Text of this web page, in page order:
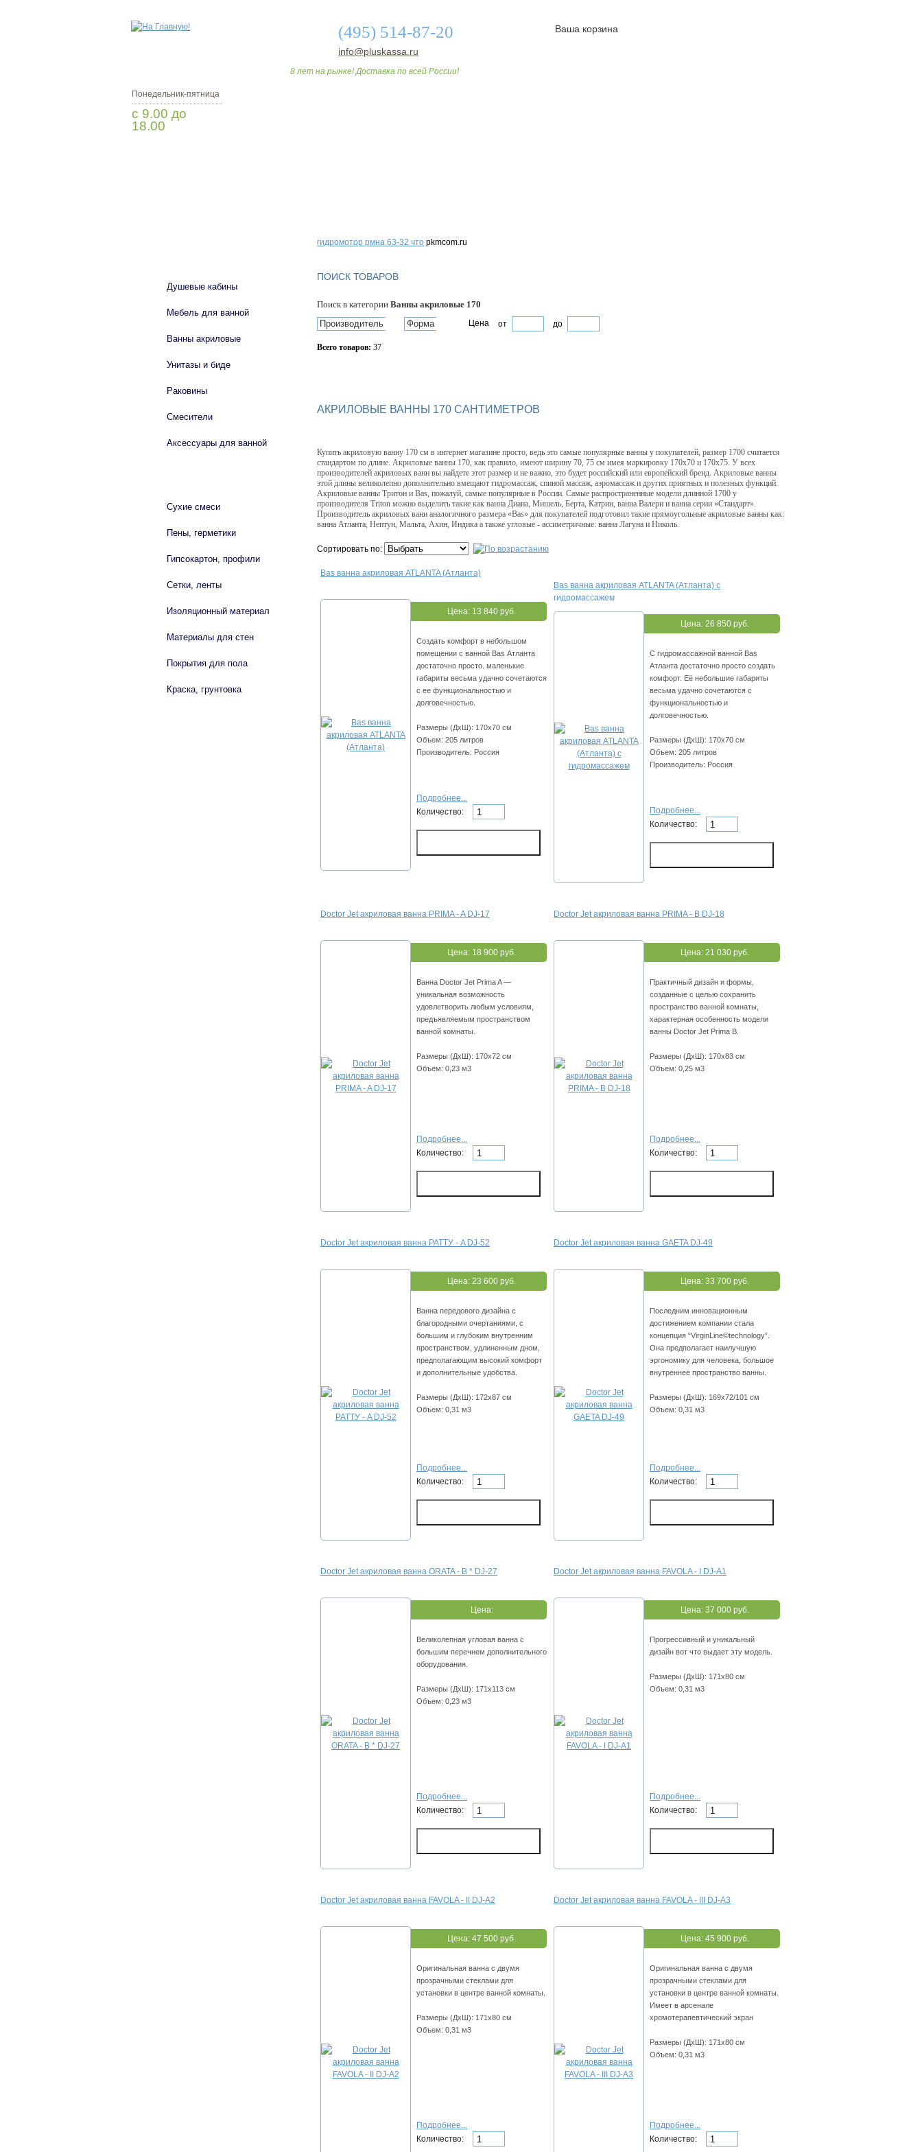
(495) 514-87-20
info@pluskassa.ru
8 лет на рынке! Доставка по всей России!
Ваша корзина
Понедельник-пятница
с 9.00 до
18.00
гидромотор рмна 63-32 что pkmcom.ru
ПОИСК ТОВАРОВ
Поиск в категории Ванны акриловые 170
Производитель
Форма Цена от до
Всего товаров: 37
АКРИЛОВЫЕ ВАННЫ 170 САНТИМЕТРОВ
Купить акриловую ванну 170 см в интернет магазине просто, ведь это самые популярные ванны у покупателей, размер 1700 считается
стандартом по длине. Акриловые ванны 170, как правило, имеют ширину 70, 75 см имея маркировку 170х70 и 170х75. У всех
производителей акриловых ванн вы найдете этот размер и не важно, это будет российский или европейский бренд. Акриловые ванны
этой длины великолепно дополнительно вмещают гидромассаж, спиной массаж, аэромассаж и других приятных и полезных функций.
Акриловые ванны Тритон и Bas, пожалуй, самые популярные в России. Самые распространенные модели длинной 1700 у
производителя Triton можно выделить такие как ванна Диана, Мишель, Берта, Катрин, ванна Валери и ванна серии «Стандарт».
Производитель акриловых ванн аналогичного размера «Bas» для покупателей подготовил такие прямоугольные акриловые ванны как:
ванна Атланта, Нептун, Мальта, Ахин, Индика а также угловые - ассиметричные: ванна Лагуна и Николь.
Сортировать по:
Bas ванна акриловая ATLANTA (Атланта)
Цена: 13 840 руб.
Создать комфорт в небольшом
помещении с ванной Bas Атланта
достаточно просто. маленькие
габариты весьма удачно сочетаются
с ее функциональностью и
долговечностью.
Размеры (ДхШ): 170х70 см
Объем: 205 литров
Производитель: Россия
Подробнее...
Количество:
Bas ванна акриловая ATLANTA (Атланта) с
гидромассажем
Цена: 26 850 руб.
С гидромассажной ванной Bas
Атланта достаточно просто создать
комфорт. Её небольшие габариты
весьма удачно сочетаются с
функциональностью и
долговечностью.
Размеры (ДхШ): 170х70 см
Объем: 205 литров
Производитель: Россия
Подробнее...
Количество:
Doctor Jet акриловая ванна PRIMA - A DJ-17
Цена: 18 900 руб.
Ванна Doctor Jet Prima A —
уникальная возможность
удовлетворить любым условиям,
предъявляемым пространством
ванной комнаты.
Размеры (ДхШ): 170х72 см
Объем: 0,23 м3
Подробнее...
Количество:
Doctor Jet акриловая ванна PRIMA - B DJ-18
Цена: 21 030 руб.
Практичный дизайн и формы,
созданные с целью сохранить
пространство ванной комнаты,
характерная особенность модели
ванны Doctor Jet Prima B.
Размеры (ДхШ): 170х83 см
Объем: 0,25 м3
Подробнее...
Количество:
Doctor Jet акриловая ванна PATTУ - A DJ-52
Цена: 23 600 руб.
Ванна передового дизайна с
благородными очертаниями, с
большим и глубоким внутренним
пространством, удлиненным дном,
предполагающим высокий комфорт
и дополнительные удобства.
Размеры (ДхШ): 172х87 см
Объем: 0,31 м3
Подробнее...
Количество:
Doctor Jet акриловая ванна GAETA DJ-49
Цена: 33 700 руб.
Последним инновационным
достижением компании стала
концепция “VirginLine©technology”.
Она предполагает наилучшую
эргономику для человека, большое
внутреннее пространство ванны.
Размеры (ДхШ): 169х72/101 см
Объем: 0,31 м3
Подробнее...
Количество:
Doctor Jet акриловая ванна ORATA - В * DJ-27
Цена:
Великолепная угловая ванна с
большим перечнем дополнительного
оборудования.
Размеры (ДхШ): 171х113 см
Объем: 0,23 м3
Подробнее...
Количество:
Doctor Jet акриловая ванна FAVOLA - I DJ-A1
Цена: 37 000 руб.
Прогрессивный и уникальный
дизайн вот что выдает эту модель.
Размеры (ДхШ): 171х80 см
Объем: 0,31 м3
Подробнее...
Количество:
Doctor Jet акриловая ванна FAVOLA - II DJ-A2
Цена: 47 500 руб.
Оригинальная ванна с двумя
прозрачными стеклами для
установки в центре ванной комнаты.
Размеры (ДхШ): 171х80 см
Объем: 0,31 м3
Подробнее...
Количество:
Doctor Jet акриловая ванна FAVOLA - III DJ-A3
Цена: 45 900 руб.
Оригинальная ванна с двумя
прозрачными стеклами для
установки в центре ванной комнаты.
Имеет в арсенале
хромотерапевтический экран
Размеры (ДхШ): 171х80 см
Объем: 0,31 м3
Подробнее...
Количество:
Душевые кабины
Мебель для ванной
Ванны акриловые
Унитазы и биде
Раковины
Смесители
Аксессуары для ванной
Сухие смеси
Пены, герметики
Гипсокартон, профили
Сетки, ленты
Изоляционный материал
Материалы для стен
Покрытия для пола
Краска, грунтовка